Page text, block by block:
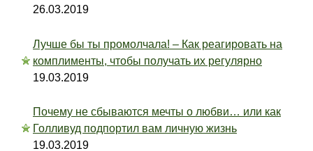
26.03.2019
Лучше бы ты промолчала! – Как реагировать на
комплименты, чтобы получать их регулярно
19.03.2019
Почему не сбываются мечты о любви… или как
Голливуд подпортил вам личную жизнь
19.03.2019